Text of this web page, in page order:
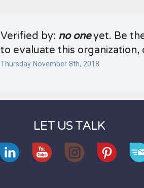
Verified by: no oneyet. Be
to evaluate this organization,
Thursday November 8th, 2018
LET US TALK